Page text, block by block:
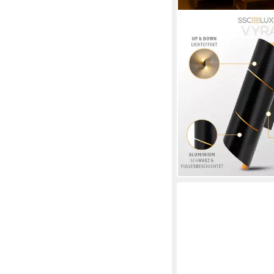
LED Wandleuchte
Wandleuchte Innen
Wandlicht inkl. G9
warmweiß, Warmweiß
Produktdatenblatt
UVP
199,95 €
(29,99 €/ 1 Stk)
-40%
lieferbar - in 2-3